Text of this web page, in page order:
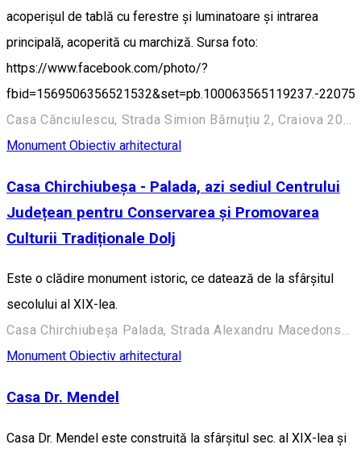
acoperișul de tablă cu ferestre și luminatoare și intrarea
principală, acoperită cu marchiză. Sursa foto:
https://www.facebook.com/photo/?
fbid=1569506356521532&set=pb.100063565119237.-
Casa Cănciulescu, Strada Simion Bărnuțiu 2, Craiova 200382, România
Monument Obiectiv arhitectural
Casa Chirchiubeșa - Palada, azi sediul Centrului
Județean pentru Conservarea și Promovarea
Culturii Tradiționale Dolj
Este o clădire monument istoric, ce datează de la sfârșitul
secolului al XIX-lea.
Casa Chirchiubeșa Palada, Strada Alexandru Macedonski 28, Craiova 200383, România
Monument Obiectiv arhitectural
Casa Dr. Mendel
Casa Dr. Mendel este construită la sfârșitul sec. al XIX-lea și